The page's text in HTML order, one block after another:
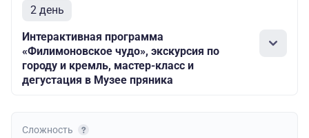
2 день
Интерактивная программа
«Филимоновское чудо», экскурсия по
городу и кремль, мастер-класс и
дегустация в Музее пряника
Сложность